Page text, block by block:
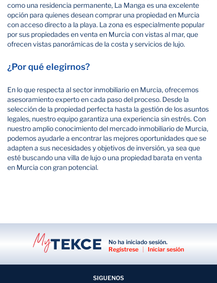
como una residencia permanente, La Manga es una excelente
opción para quienes desean comprar una propiedad en Murcia
con acceso directo a la playa. La zona es especialmente popular
por sus propiedades en venta en Murcia con vistas al mar, que
ofrecen vistas panorámicas de la costa y servicios de lujo.
¿Por qué elegirnos?
En lo que respecta al sector inmobiliario en Murcia, ofrecemos
asesoramiento experto en cada paso del proceso. Desde la
selección de la propiedad perfecta hasta la gestión de los asuntos
legales, nuestro equipo garantiza una experiencia sin estrés. Con
nuestro amplio conocimiento del mercado inmobiliario de Murcia,
podemos ayudarle a encontrar las mejores oportunidades que se
adapten a sus necesidades y objetivos de inversión, ya sea que
esté buscando una villa de lujo o una propiedad barata en venta
en Murcia con gran potencial.
No ha iniciado sesión.
Regístrese
Iniciar sesión
SIGUENOS